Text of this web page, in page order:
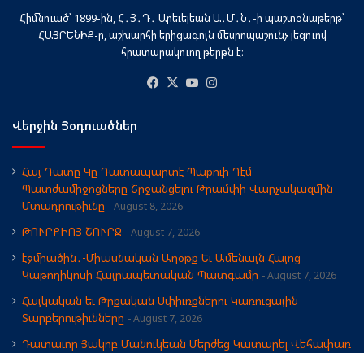
Հիմնուած՝ 1899-ին, Հ․Յ․Դ․ Արեւելեան Ա․Մ․Ն․-ի պաշտօնաթերթ՝
ՀԱՅՐԵՆԻՔ-ը, աշխարհի երիցագոյն մեսրոպաշունչ լեզուով
հրատարակուող թերթն է։
Facebook
X YouTube
Վերջին Յօդուածներ
Հայ Դատը Կը Դատապարտէ Պաքուի Դէմ
Պատժամիջոցները Շրջանցելու Թրամփի Վարչակազմին
Մտադրութիւնը
August 8, 2026
ԹՈՒՐՔԻՈՅ ՇՈՒՐՋ August 7, 2026
էջմիածին․-Միասնական Աղօթք Եւ Ամենայն Հայոց
Կաթողիկոսի Հայրապետական Պատգամը
August 7, 2026
Հայկական եւ Թրքական Սփիւռքներու Կառուցային
Տարբերութիւնները
August 7, 2026
Դատաւոր Յակոբ Մանուկեան Մերժեց Կատարել Վեհափառ